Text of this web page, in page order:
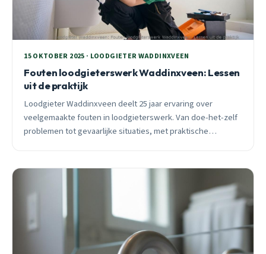
15 OKTOBER 2025 · LOODGIETER WADDINXVEEN
Fouten loodgieterswerk Waddinxveen: Lessen
uit de praktijk
Loodgieter Waddinxveen deelt 25 jaar ervaring over
veelgemaakte fouten in loodgieterswerk. Van doe-het-zelf
problemen tot gevaarlijke situaties, met praktische